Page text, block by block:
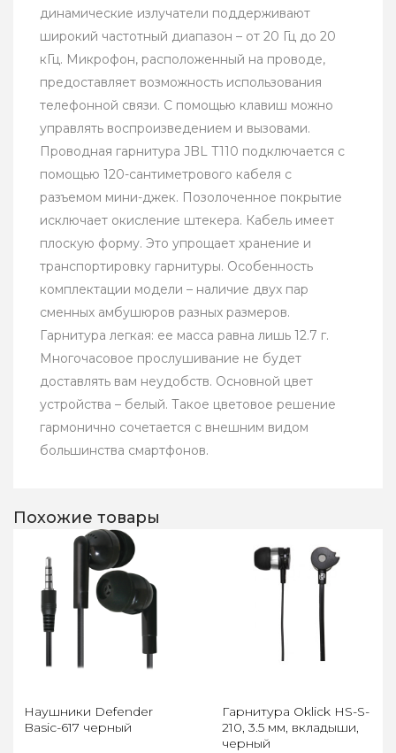
динамические излучатели поддерживают
широкий частотный диапазон – от 20 Гц до 20
кГц. Микрофон, расположенный на проводе,
предоставляет возможность использования
телефонной связи. С помощью клавиш можно
управлять воспроизведением и вызовами.
Проводная гарнитура JBL T110 подключается с
помощью 120-сантиметрового кабеля с
разъемом мини-джек. Позолоченное покрытие
исключает окисление штекера. Кабель имеет
плоскую форму. Это упрощает хранение и
транспортировку гарнитуры. Особенность
комплектации модели – наличие двух пар
сменных амбушюров разных размеров.
Гарнитура легкая: ее масса равна лишь 12.7 г.
Многочасовое прослушивание не будет
доставлять вам неудобств. Основной цвет
устройства – белый. Такое цветовое решение
гармонично сочетается с внешним видом
большинства смартфонов.
Похожие товары
Наушники Defender
Basic-617 черный
Гарнитура Oklick HS-S-
210, 3.5 мм, вкладыши,
черный